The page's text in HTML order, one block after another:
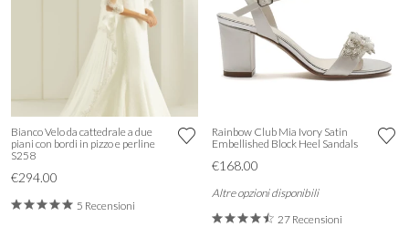
Bianco Velo da cattedrale a due
piani con bordi in pizzo e perline
S258
€294.00
5 Recensioni
Rainbow Club Mia Ivory Satin
Embellished Block Heel Sandals
€168.00
Altre opzioni disponibili
27 Recensioni